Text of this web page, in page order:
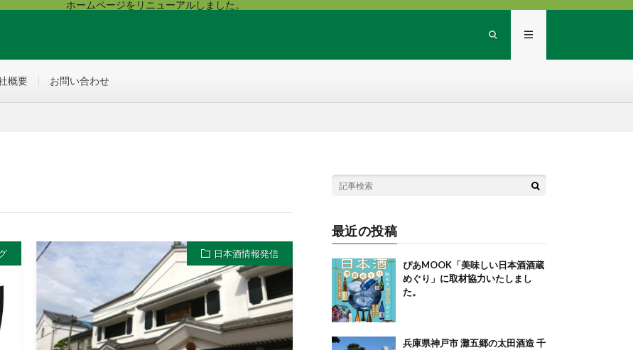
ホームページをリニューアルしました。
概要 お問い合わせ
日本酒情報発信
最近の投稿
ぴあMOOK「美味しい日本酒酒蔵
めぐり」に取材協力いたしまし
た。
兵庫県神戸市 灘五郷の太田酒造 千